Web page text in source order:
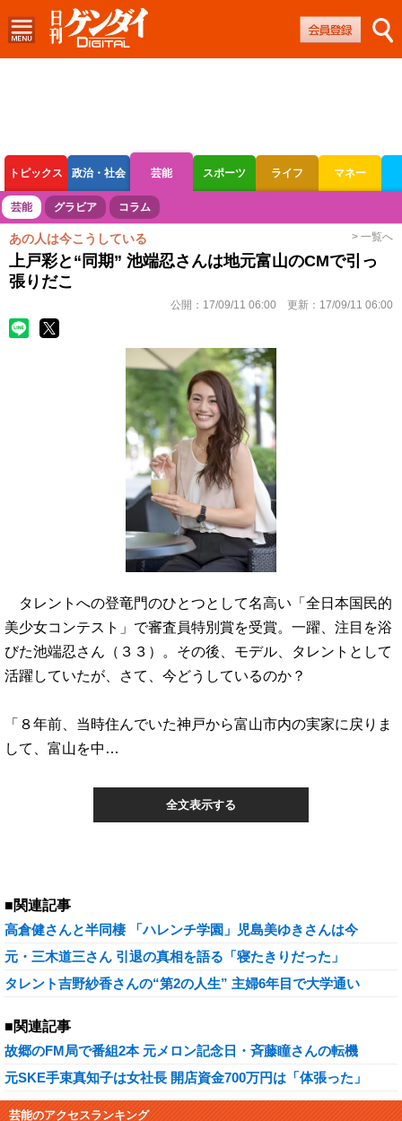
トピックス 政治・社会 芸能 スポーツ ライフ マネー
ボートレース 競輪 オートレース
芸能 グラビア コラム
あの人は今こうしている > 一覧へ
上戸彩と“同期” 池端忍さんは地元富山のCMで引っ
張りだこ
公開： 17/09/11 06:00 更新： 17/09/11 06:00
タレントへの登竜門のひとつとして名高い「全日本国民的
美少女コンテスト」で審査員特別賞を受賞。一躍、注目を浴
びた池端忍さん（３３）。その後、モデル、タレントとして
活躍していたが、さて、今どうしているのか？
「８年前、当時住んでいた神戸から富山市内の実家に戻りま
して、富山を中…
全文表示する
■関連記事
高倉健さんと半同棲 「ハレンチ学園」児島美ゆきさんは今
元・三木道三さん 引退の真相を語る「寝たきりだった」
タレント吉野紗香さんの“第2の人生” 主婦6年目で大学通い
■関連記事
故郷のFM局で番組2本 元メロン記念日・斉藤瞳さんの転機
元SKE手束真知子は女社長 開店資金700万円は「体張った」
芸能のアクセスランキング